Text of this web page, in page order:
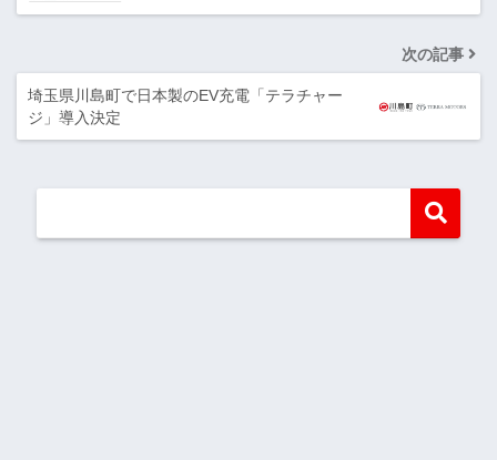
次の記事
埼玉県川島町で日本製のEV充電「テラチャー
ジ」導入決定